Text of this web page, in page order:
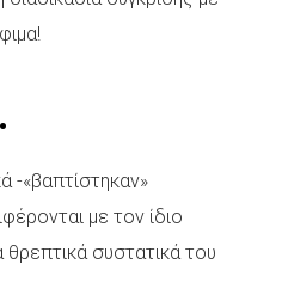
-«βαπτίστηκαν»
με τον ίδιο
συστατικά του